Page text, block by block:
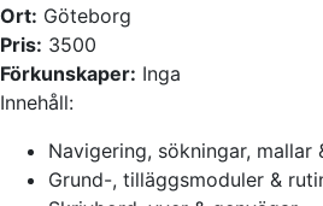
Ort: Göteborg
Pris: 3500
Förkunskaper: Inga
Innehåll:
Navigering, sökningar, mallar
Grund-, tilläggsmoduler &